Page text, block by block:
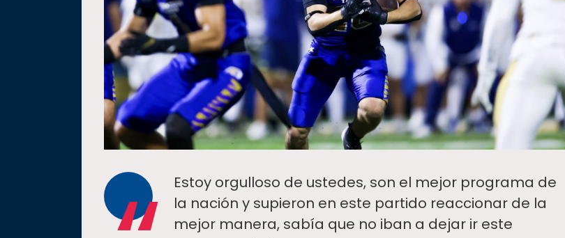
Estoy orgulloso de ustedes, son el mejor programa de
la nación y supieron en este partido reaccionar de la
mejor manera, sabía que no iban a dejar ir este